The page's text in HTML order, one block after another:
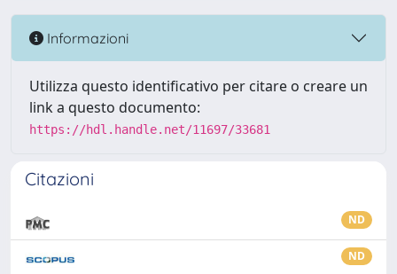
Informazioni
Utilizza questo identificativo per citare o creare un
link a questo documento:
https://hdl.handle.net/11697/33681
Citazioni
ND
ND